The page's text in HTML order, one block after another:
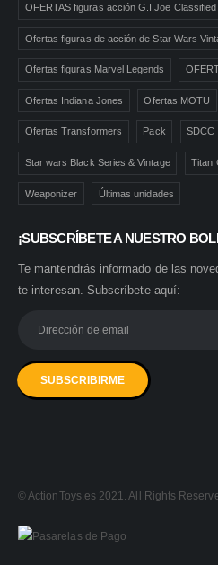
OFERTAS figuras acción G.I.Joe Classified
Ofertas figuras de acción de Star Wars
Ofertas figuras Marvel Legends
Ofertas Indiana Jones Ofertas MOTU
Ofertas Transformers Pack SDCC
Star wars Black Series & Vintage Titan
Weaponizer Últimas unidades
¡SUBSCRÍBETE A NUESTRO
Te mantendrás informado de las
te interesan. Subscríbete aquí:
© ActionToys.es 2021. All Rights